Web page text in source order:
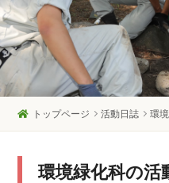
トップページ 活動日誌 環
環境緑化科の活